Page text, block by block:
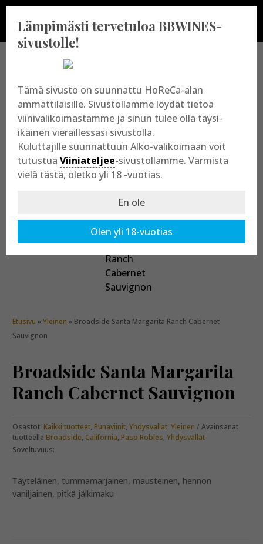
BBWINES OY
Vajossuonkatu 10
20360 Turku
y-tunnus: 2009865-8
Etusivu »Yleinen » Broadside Santa Margarita Ranch Cabernet
Sauvignon
Broadside Santa Margarita
Ranch Cabernet Sauvignon
Osastot: Kaikki tuotteet, Punaviinit,Yhdysvallat,Yleinen
Avainsanat
tuotteelle Broadside, California, Paso Robles,Yhdysvallat
Soveltuvuus:
Täyteläinen, tummamarjainen, mausteinen, hennon
vaniljainen, pitkä jälkimaku
Lämpimästi tervetuloa BBWINES-
sivustolle!
Tämä sivusto on suunnattu HoReCa-alan
ammattilaisille. Sivustollamme löydät tietoa
viinivalikoimastamme ja sinun tulee olla täysi-
ikäinen vieraillessasi sivustolla.
Kuluttajille suunnattuun Alko-valikoimaan voit
tutustua Viiniateljee-sivustollamme. Varmista
vielä tästä, oletko yli 18 -vuotias.
En ole
Olen yli 18-vuotias